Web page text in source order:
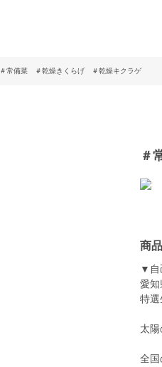
＃常備菜 ＃乾燥きくらげ ＃乾燥キクラゲ
＃
商
▼自
愛知
特選
太
全国